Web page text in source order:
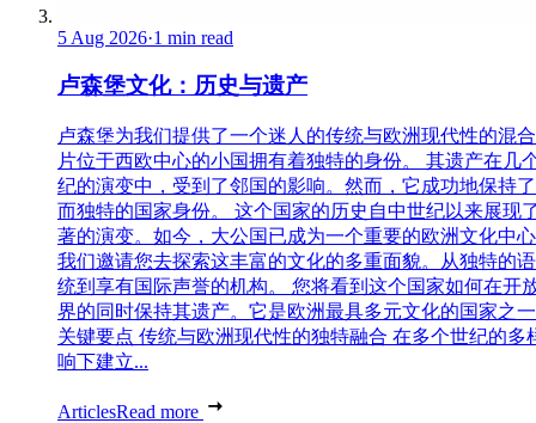
5 Aug 2026·1 min read
卢森堡文化：历史与遗产
卢森堡为我们提供了一个迷人的传统与欧洲现代性的混
片位于西欧中心的小国拥有着独特的身份。 其遗产在几
纪的演变中，受到了邻国的影响。然而，它成功地保持
而独特的国家身份。 这个国家的历史自中世纪以来展现
著的演变。如今，大公国已成为一个重要的欧洲文化中
我们邀请您去探索这丰富的文化的多重面貌。从独特的
统到享有国际声誉的机构。 您将看到这个国家如何在开
界的同时保持其遗产。它是欧洲最具多元文化的国家之
关键要点 传统与欧洲现代性的独特融合 在多个世纪的多
响下建立...
ArticlesRead more